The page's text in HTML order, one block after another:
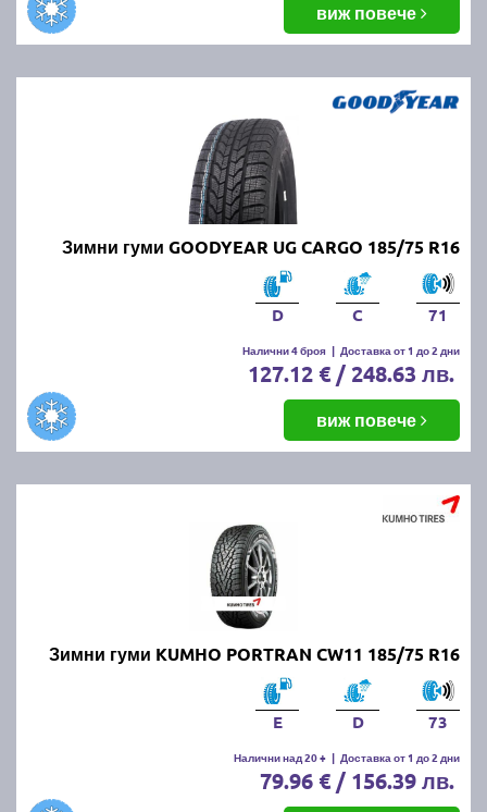
виж повече
Зимни гуми GOODYEAR UG CARGO 185/75 R16
D C 71
Налични 4 броя | Доставка от 1 до 2 дни
127.12 € / 248.63 лв.
виж повече
Зимни гуми KUMHO PORTRAN CW11 185/75 R16
E D 73
Налични над 20 + | Доставка от 1 до 2 дни
79.96 € / 156.39 лв.